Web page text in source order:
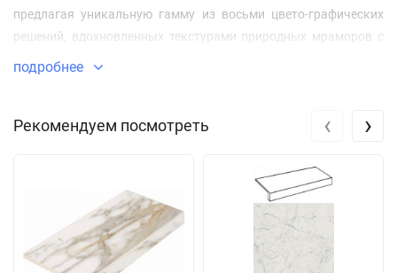
предлагая уникальную гамму из восьми цвето-графических
решений, вдохновленных текстурами природных мраморов с
очень яркими характеристиками и зеркально глянцевой
способный преобразить любое интерьерное пространство.
сочетание оттенков создаст неповторимую, торжественную и
завораживающую праздничную атмосферу в каждом
подробнее
Рекомендуем посмотреть ‹ ›